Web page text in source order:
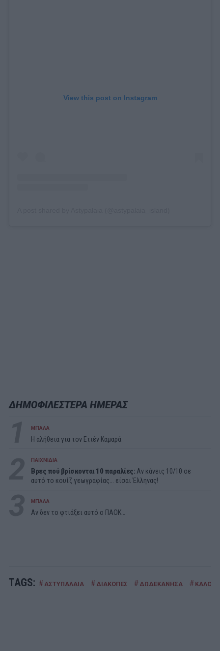
View this post on Instagram
ΔΗΜΟΦΙΛΕΣΤΕΡΑ ΗΜΕΡΑΣ
ΜΠΑΛΑ
Η αλήθεια για τον Ετιέν Καμαρά
ΠΑΙΧΝΙΔΙΑ
Βρες πού βρίσκονται 10 παραλίες: Αν κάνεις 10/10 σε
αυτό το κουίζ γεωγραφίας... είσαι Έλληνας!
ΜΠΑΛΑ
Αν δεν το φτιάξει αυτό ο ΠΑΟΚ…
TAGS: # ΑΣΤΥΠΑΛΑΙΑ # ΔΙΑΚΟΠΕΣ # ΔΩΔΕΚΑΝΗΣΑ #